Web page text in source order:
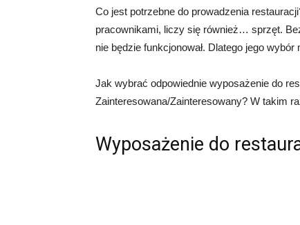
Co jest potrzebne do prowadzenia
pracownikami, liczy się również… sprzęt.
nie będzie funkcjonował. Dlatego jego
Jak wybrać odpowiednie wyposażenie do
Zainteresowana/Zainteresowany? W takim
Wyposażenie do